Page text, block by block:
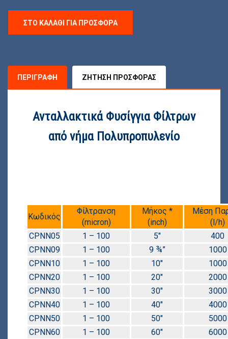
ΣΤΟ ΚΑΛΆΘΙ ΓΙΑ ΠΡΟΣΦΟΡΆ
ΠΕΡΙΓΡΑΦΉ ΖΉΤΗΣΗ ΠΡΟΣΦΟΡΆΣ
Ανταλλακτικά Φυσίγγια Φίλτρων
από νήμα Πολυπροπυλενίο
Κωδικός
Φίλτρανση
(micron)
Μήκος *
(inch)
Μέση
(l/h)
CPNN05
1 – 100 5″
400
CPNN09
1 – 100 9 ¾”
1000
CPNN10
1 – 100 10″
1000
CPNN20
1 – 100 20″
2000
CPNN30
1 – 100 30″
3000
CPNN40
1 – 100 40″
4000
CPNN50
1 – 100 50″
5000
CPNN60
1 – 100 60″ 6000